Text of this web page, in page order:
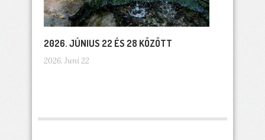
2026. JÚNIUS 22 ÉS 28 KÖZÖTT
2026. Juni 22